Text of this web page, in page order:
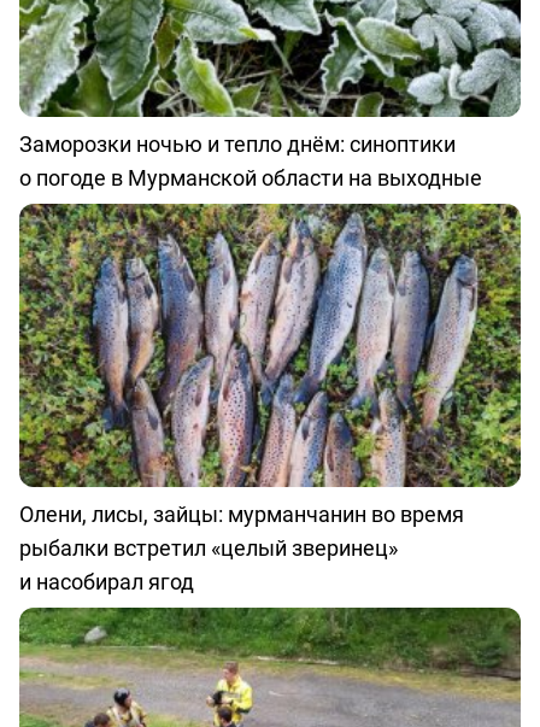
Заморозки ночью и тепло днём: синоптики
о погоде в Мурманской области на выходные
Олени, лисы, зайцы: мурманчанин во время
рыбалки встретил «целый зверинец»
и насобирал ягод